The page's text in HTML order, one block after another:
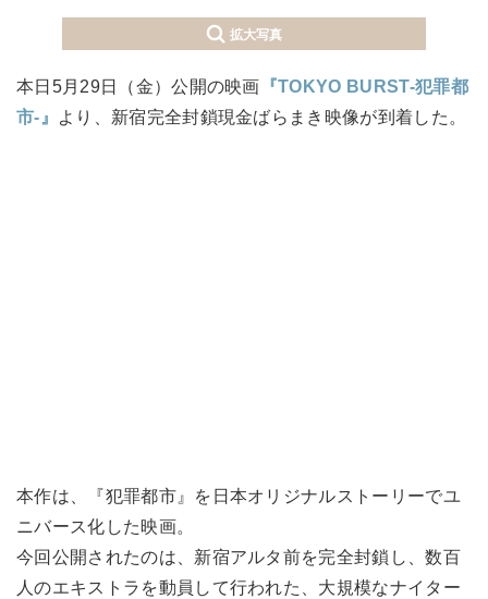
拡大写真
本日5月29日（金）公開の映画 『TOKYO BURST-犯罪都
市-』
より、新宿完全封鎖現金ばらまき映像が到着した。
本作は、『犯罪都市』を日本オリジナルストーリーでユ
ニバース化した映画。
今回公開されたのは、新宿アルタ前を完全封鎖し、数百
人のエキストラを動員して行われた、大規模なナイター